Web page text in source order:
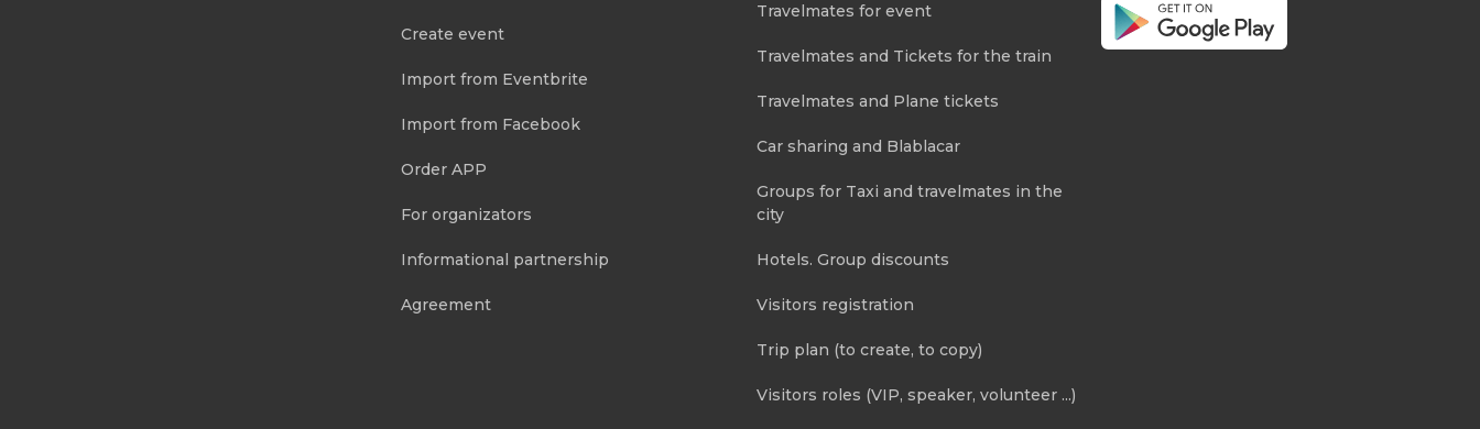
Create event
Import from Eventbrite
Import from Facebook
Order APP
For organizators
Informational partnership
Agreement
Travelmates for event
Travelmates and Tickets for the train
Travelmates and Plane tickets
Car sharing and Blablacar
Groups for Taxi and travelmates in the
city
Hotels. Group discounts
Visitors registration
Trip plan (to create, to copy)
Visitors roles (VIP, speaker, volunteer ...)